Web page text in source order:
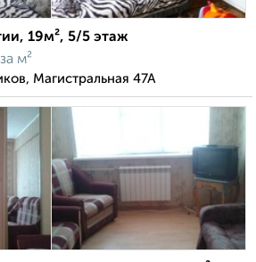
19м², 5/5 этаж
за м²
Магистральная 47А